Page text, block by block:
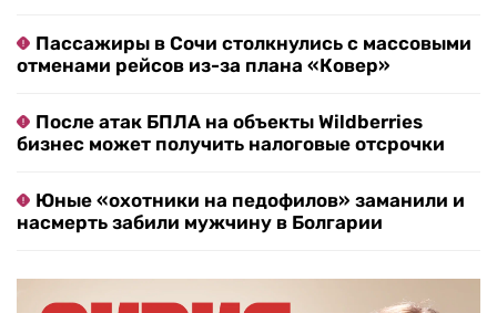
Пассажиры в Сочи столкнулись с массовыми
отменами рейсов из-за плана «Ковер»
После атак БПЛА на объекты Wildberries
бизнес может получить налоговые отсрочки
Юные «охотники на педофилов» заманили и
насмерть забили мужчину в Болгарии